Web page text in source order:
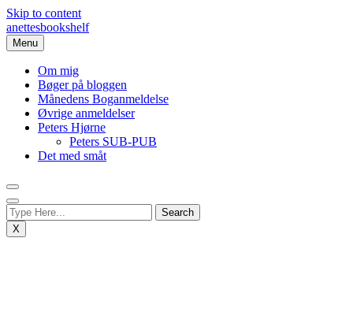
Skip to content
anettesbookshelf
Menu
Om mig
Bøger på bloggen
Månedens Boganmeldelse
Øvrige anmeldelser
Peters Hjørne
Peters SUB-PUB
Det med småt
X